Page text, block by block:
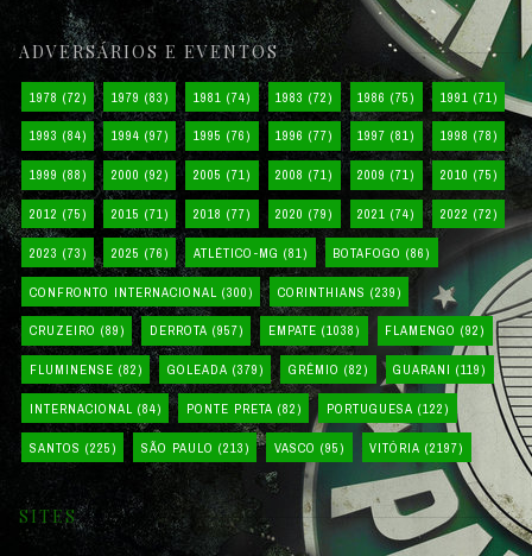
ADVERSÁRIOS E EVENTOS
1978 (72) 1979 (83) 1981 (74) 1983 (72) 1986 (75) 1991 (71)
1993 (84) 1994 (97) 1995 (76) 1996 (77) 1997 (81) 1998 (78)
1999 (88) 2000 (92) 2005 (71) 2008 (71) 2009 (71) 2010 (75)
2012 (75) 2015 (71) 2018 (77) 2020 (79) 2021 (74) 2022 (72)
2023 (73) 2025 (76) ATLÉTICO-MG (81) BOTAFOGO (86)
CONFRONTO INTERNACIONAL (300) CORINTHIANS (239)
CRUZEIRO (89) DERROTA (957) EMPATE (1038) FLAMENGO (92)
FLUMINENSE (82) GOLEADA (379) GRÊMIO (82) GUARANI (119)
INTERNACIONAL (84) PONTE PRETA (82) PORTUGUESA (122)
SANTOS (225) SÃO PAULO (213) VASCO (95) VITÓRIA (2197)
SITES